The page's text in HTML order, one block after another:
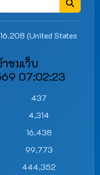
(United States
ชมเว็บ
07:02:23
437
4,314
16,438
99,773
444,352